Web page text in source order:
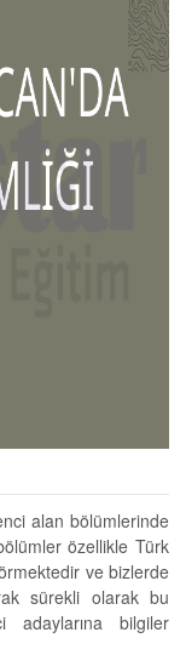
alan bölümlerinde
özellikle Türk
ve bizlerde
sürekli olarak bu
adaylarına bilgiler